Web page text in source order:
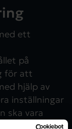
ett
på
för att
hjälp av
inställningar
ska vara